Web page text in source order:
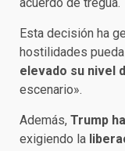
Esta decisión ha
hostilidades
elevado su nivel
escenario».
Además, Trump
exigiendo la